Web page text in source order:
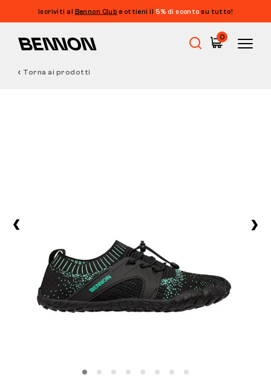
Iscriviti al Bennon Club e ottieni il 5% di sconto su tutto!
0
Calzature casual
Tattiche
Torna ai prodotti